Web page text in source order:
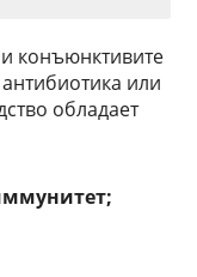
конъюнктивите
или
обладает